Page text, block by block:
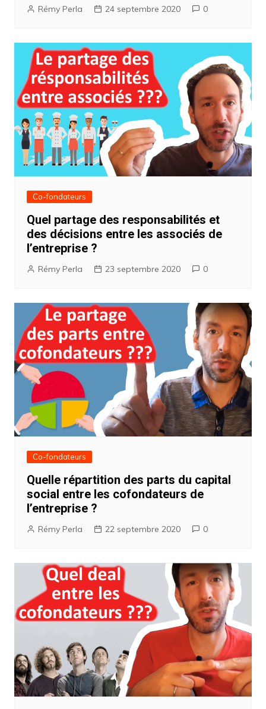
Rémy Perla 24 septembre 2020 0
Co-fondateurs
Quel partage des responsabilités et
des décisions entre les associés de
l’entreprise ?
Rémy Perla 23 septembre 2020 0
Co-fondateurs
Quelle répartition des parts du capital
social entre les cofondateurs de
l’entreprise ?
Rémy Perla 22 septembre 2020 0